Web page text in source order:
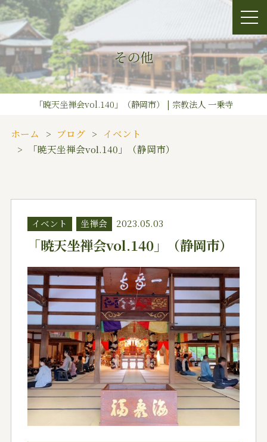
その他
「暁天坐禅会vol.140」（静岡市） | 宗教法人 一乗寺
ホーム ブログ
イベント
「暁天坐禅会vol.140」（静岡市）
イベント 坐禅会 2023.05.03
「暁天坐禅会vol.140」（静岡市）